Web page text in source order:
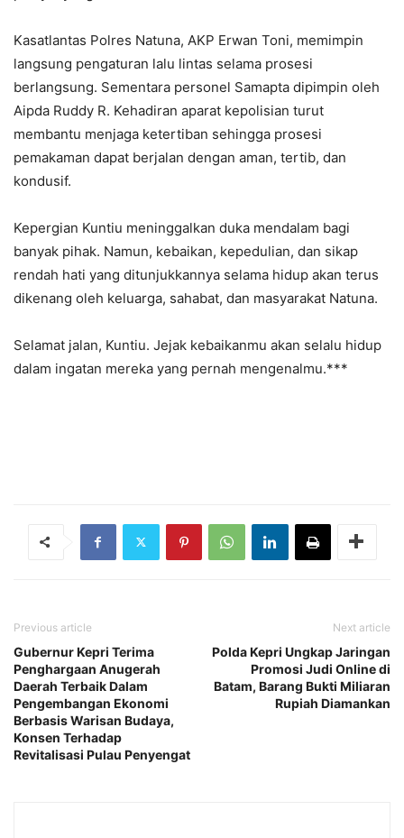
Kasatlantas Polres Natuna, AKP Erwan Toni, memimpin
langsung pengaturan lalu lintas selama prosesi
berlangsung. Sementara personel Samapta dipimpin oleh
Aipda Ruddy R. Kehadiran aparat kepolisian turut
membantu menjaga ketertiban sehingga prosesi
pemakaman dapat berjalan dengan aman, tertib, dan
kondusif.
Kepergian Kuntiu meninggalkan duka mendalam bagi
banyak pihak. Namun, kebaikan, kepedulian, dan sikap
rendah hati yang ditunjukkannya selama hidup akan terus
dikenang oleh keluarga, sahabat, dan masyarakat Natuna.
Selamat jalan, Kuntiu. Jejak kebaikanmu akan selalu hidup
dalam ingatan mereka yang pernah mengenalmu.***
Previous article
Gubernur Kepri Terima
Penghargaan Anugerah
Daerah Terbaik Dalam
Pengembangan Ekonomi
Berbasis Warisan Budaya,
Konsen Terhadap
Revitalisasi Pulau Penyengat
Next article
Polda Kepri Ungkap Jaringan
Promosi Judi Online di
Batam, Barang Bukti Miliaran
Rupiah Diamankan